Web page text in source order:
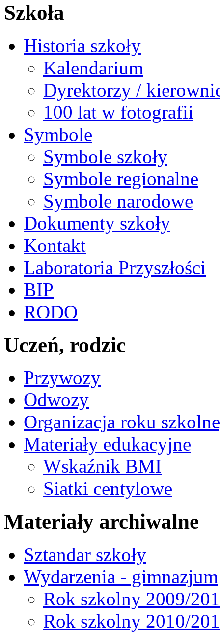
Szkoła
Historia szkoły
Kalendarium
Dyrektorzy /
100 lat w fotografii
Symbole
Symbole szkoły
Symbole regionalne
Symbole narodowe
Dokumenty szkoły
Kontakt
Laboratoria Przyszłości
BIP
RODO
Uczeń, rodzic
Przywozy
Odwozy
Organizacja roku
Materiały edukacyjne
Wskaźnik BMI
Siatki centylowe
Materiały archiwalne
Sztandar szkoły
Wydarzenia - gimnazjum
Rok szkolny 2009/
Rok szkolny 2010/